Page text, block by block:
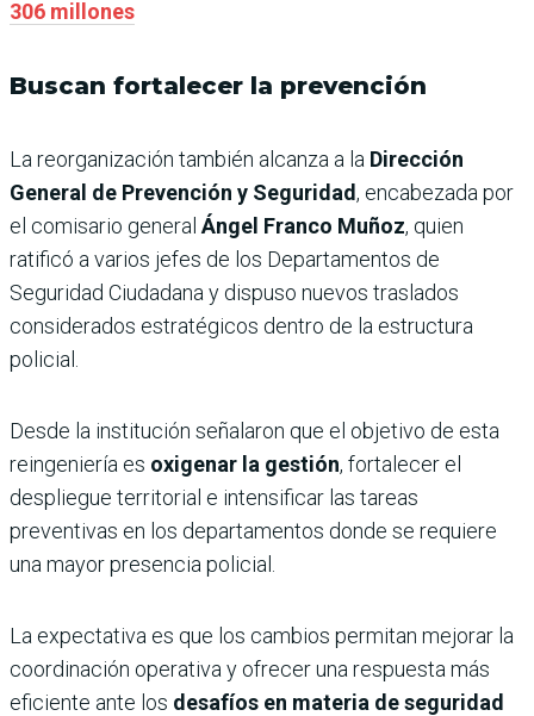
306 millones
Buscan fortalecer la prevención
La reorganización también alcanza a la Dirección
General de Prevención y Seguridad, encabezada por
el comisario general Ángel Franco Muñoz, quien
ratificó a varios jefes de los Departamentos de
Seguridad Ciudadana y dispuso nuevos traslados
considerados estratégicos dentro de la estructura
policial.
Desde la institución señalaron que el objetivo de esta
reingeniería es oxigenar la gestión, fortalecer el
despliegue territorial e intensificar las tareas
preventivas en los departamentos donde se requiere
una mayor presencia policial.
La expectativa es que los cambios permitan mejorar la
coordinación operativa y ofrecer una respuesta más
eficiente ante los desafíos en materia de seguridad